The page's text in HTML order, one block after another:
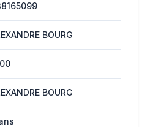
BOURG
BOURG